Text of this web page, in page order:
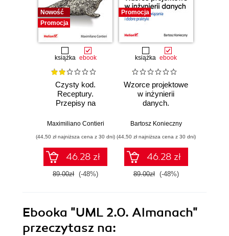
Nowość
Promocja
książka ebook
Czysty kod.
Receptury.
Przepisy na
struktury i jakości
Maximiliano Contieri
(44,50 zł najniższa cena z 30 dni)
46.28 zł
89.00zł (-48%)
Promocja
książka ebook
Wzorce projektowe
w inżynierii
danych.
rozwiązania i dobre
Bartosz Konieczny
(44,50 zł najniższa cena z 30 dni)
46.28 zł
89.00zł (-48%)
Ebooka "UML 2.0. Almanach"
przeczytasz na: